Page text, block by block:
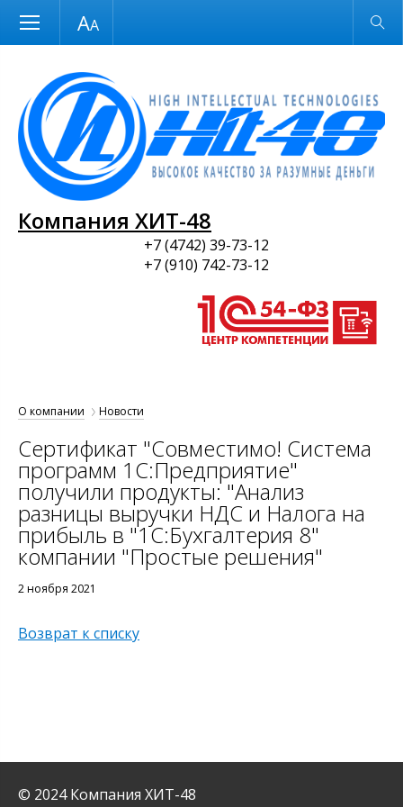
Размер шрифта Обычная версия
Компания ХИТ-48
+7 (4742) 39-73-12
+7 (910) 742-73-12
О компании Новости
Сертификат "Совместимо! Система
программ 1С:Предприятие"
получили продукты: "Анализ
разницы выручки НДС и Налога на
прибыль в "1С:Бухгалтерия 8"
компании "Простые решения"
2 ноября 2021
Возврат к списку
© 2024 Компания ХИТ-48